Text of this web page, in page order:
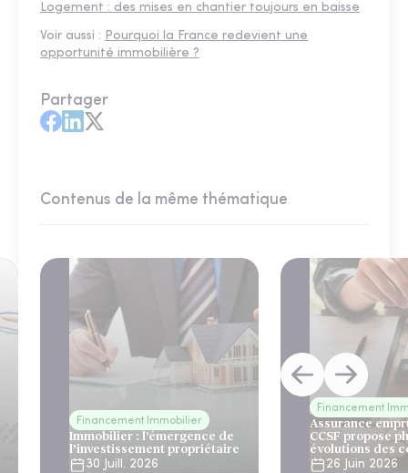
Logement : des mises en chantier toujours en baisse
Voir aussi : Pourquoi la France redevient une
opportunité immobilière ?
Partager
Contenus de la même thématique
Financement Immobilier
Immobilier : l’émergence de
l’investissement propriétaire
30 Juill. 2026
Financement
Assurance
CCSF propose
évolutions des
26 Juin 2026